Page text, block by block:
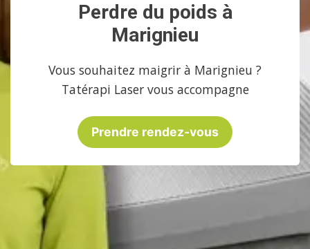
Perdre du poids à
Marignieu
Vous souhaitez maigrir à Marignieu ?
Tatérapi Laser vous accompagne
Prendre rendez-vous